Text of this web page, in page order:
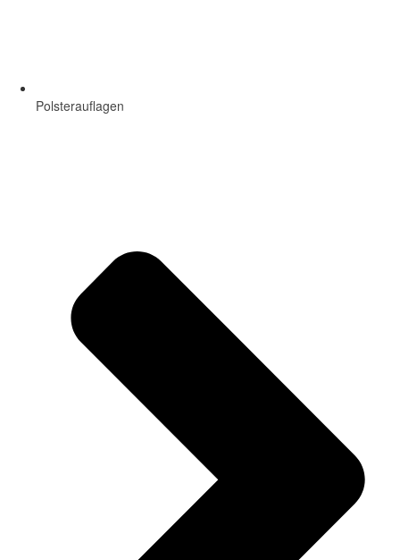
Polsterauflagen